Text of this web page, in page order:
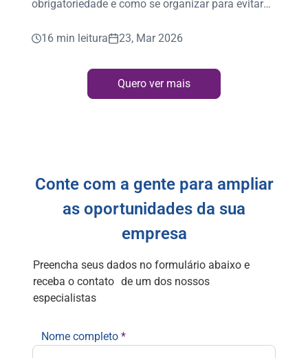
obrigatoriedade e como se organizar para evitar
16 min leitura
23, Mar 2026
Quero ver mais
Conte com a gente para ampliar
as oportunidades da sua
empresa
Preencha seus dados no formulário abaixo e
receba o contato de um dos nossos
especialistas
Nome completo *